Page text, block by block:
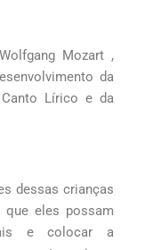
Mozart ,
da
Lírico e da
dessas crianças
eles possam
e colocar a